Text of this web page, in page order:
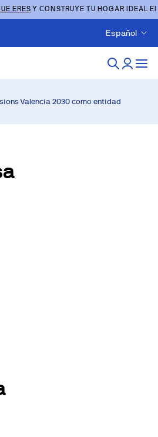
ERES Y CONSTRUYE TU HOGAR IDEAL
Español
Valencia 2030 como entidad